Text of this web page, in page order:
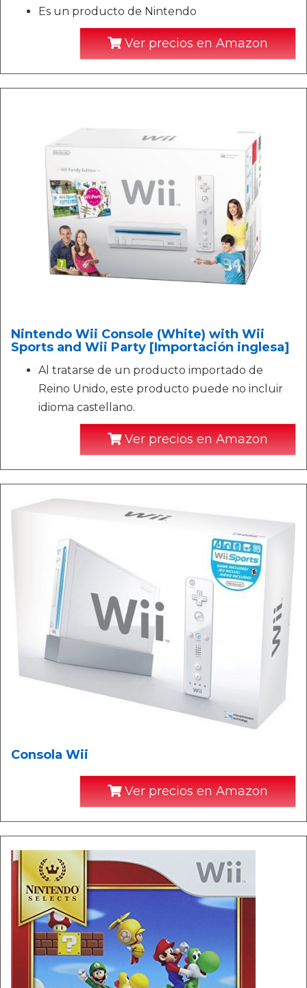
Es un producto de Nintendo
Ver precios en Amazon
Nintendo Wii Console (White) with Wii
Sports and Wii Party [Importación inglesa]
Al tratarse de un producto importado de
Reino Unido, este producto puede no incluir
idioma castellano.
Ver precios en Amazon
Consola Wii
Ver precios en Amazon